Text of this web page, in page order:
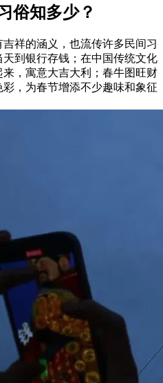
俗知多少？
祥的涵义，也流传许多民间习
到银行存钱；在中国传统文化
，寓意大吉大利；春牛图旺财
，为春节增添不少趣味和象征